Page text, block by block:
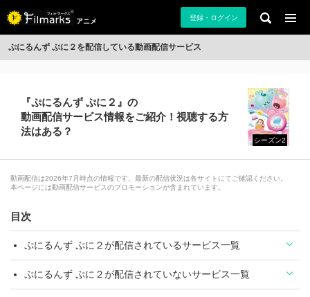
アニメ 登録・ログイン
ぷにるんず ぷに２を配信している動画配信サービス
『ぷにるんず ぷに２』の
動画配信サービス情報をご紹介！視聴する方
法はある？
シーズン2
動画配信は2026年7月時点の情報です。最新の配信状況は各サイトにてご確認ください。
本ページには動画配信サービスのプロモーションが含まれています。
目次
ぷにるんず ぷに２が配信されているサービス一覧
ぷにるんず ぷに２が配信されていないサービス一覧